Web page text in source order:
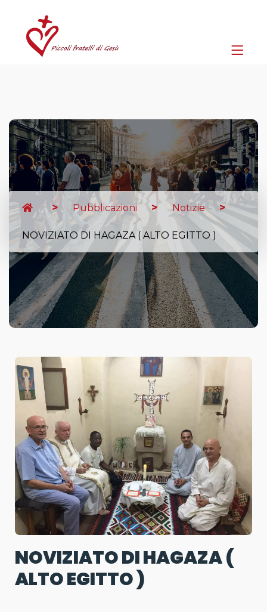
Pubblicazioni Notizie
NOVIZIATO DI HAGAZA ( ALTO EGITTO )
NOVIZIATO DI HAGAZA (
ALTO EGITTO )